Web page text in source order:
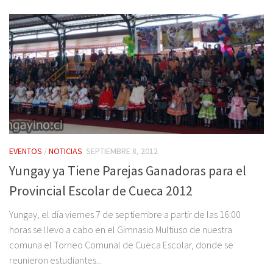
EVENTOS /NOTICIAS SEPTIEMBRE 8, 2012
Yungay ya Tiene Parejas Ganadoras para el
Provincial Escolar de Cueca 2012
Yungay, el día viernes 7 de septiembre a partir de las 16:00
horas se llevo a cabo en el Gimnasio Multiuso de nuestra
comuna el Torneo Comunal de Cueca Escolar, donde se
reunieron estudiantes...